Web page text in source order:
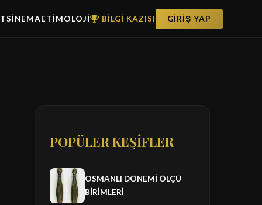
SİNEMAETİMOLOJİ BİLGİ KAZISI GİRİŞ YAP
POPÜLER KEŞİFLER
OSMANLI DÖNEMİ ÖLÇÜ
BİRİMLERİ